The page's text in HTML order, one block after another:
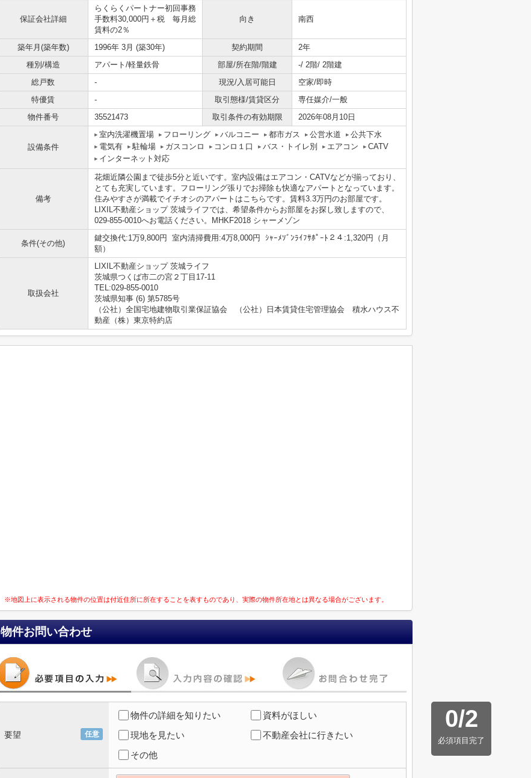
保証会社詳細
らくらくパートナー初回事務
手数料30,000円＋税 毎月総
賃料の2％
向き 南西
築年月(築年数) 1996年 3月 (築30年) 契約期間
2年
種別/構造
アパート/軽量鉄骨 部屋/所在階/階建
-/ 2階/ 2階建
総戸数
- 現況/入居可能日
空家/即時
特優賃
- 取引態様/賃貸区分
専任媒介/一般
物件番号
35521473 取引条件の有効期限 2026年08月10日
設備条件
室内洗濯機置場 フローリング バルコニー 都市ガス 公営水道
公共下水
電気有
駐輪場 ガスコンロ コンロ１口 バス・トイレ別 エアコン
CATV
インターネット対応
備考
花畑近隣公園まで徒歩5分と近いです。室内設備はエアコン・CATVなどが揃っており、
とても充実しています。フローリング張りでお掃除も快適なアパートとなっています。
住みやすさが満載でイチオシのアパートはこちらです。賃料3.3万円のお部屋です。
LIXIL不動産ショップ 茨城ライフでは、希望条件からお部屋をお探し致しますので、
029-855-0010へお電話ください。MHKF2018 シャーメゾン
条件(その他)
鍵交換代:1万9,800円 室内清掃費用:4万8,000円 ｼｬｰﾒｿﾞﾝﾗｲﾌｻﾎﾟｰﾄ２４:1,320円（月
額）
取扱会社
LIXIL不動産ショップ 茨城ライフ
茨城県つくば市二の宮２丁目17-11
TEL:029-855-0010
茨城県知事 (6) 第5785号
（公社）全国宅地建物取引業保証協会 （公社）日本賃貸住宅管理協会 積水ハウス不
動産（株）東京特約店
※地図上に表示される物件の位置は付近住所に所在することを表すものであり、実際の物件所在地とは異なる場合がございます。
物件お問い合わせ
0/2
必須項目完了
任意
要望
物件の詳細を知りたい
資料がほしい
現地を見たい
不動産会社に行きたい
その他